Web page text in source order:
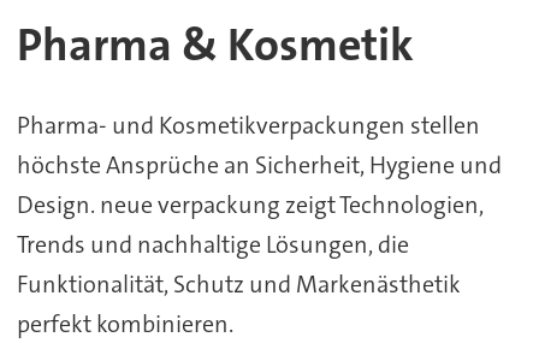
Pharma & Kosmetik
Pharma- und Kosmetikverpackungen stellen
höchste Ansprüche an Sicherheit, Hygiene und
Design. neue verpackung zeigt Technologien,
Trends und nachhaltige Lösungen, die
Funktionalität, Schutz und Markenästhetik
perfekt kombinieren.